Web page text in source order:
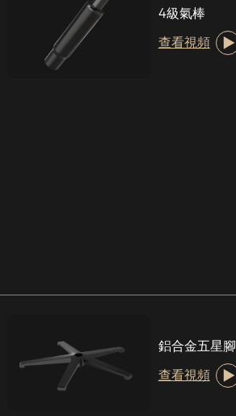
4級氣棒
查看視頻
鋁合金五星腳
查看視頻